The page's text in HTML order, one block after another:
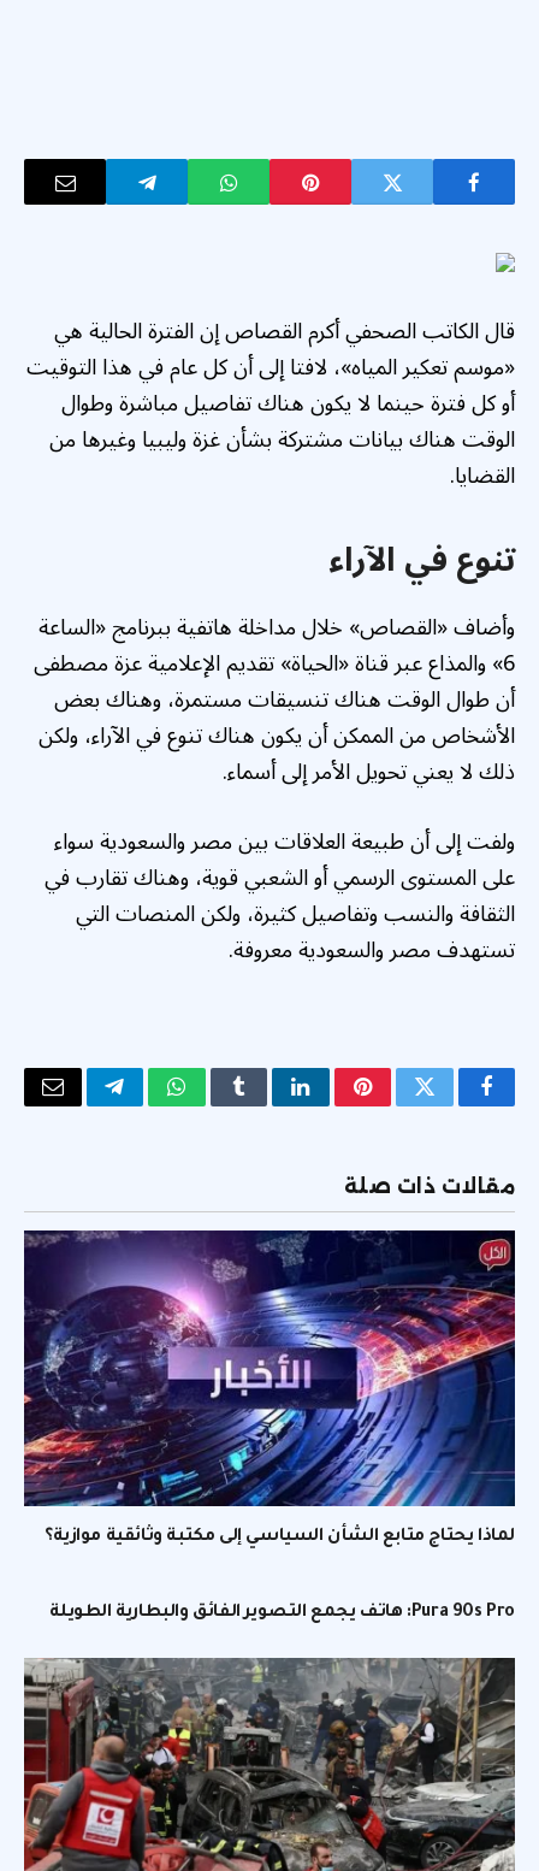
قال الكاتب الصحفي أكرم القصاص إن الفترة الحالية هي
«موسم تعكير المياه»، لافتا إلى أن كل عام في هذا التوقيت
أو كل فترة حينما لا يكون هناك تفاصيل مباشرة وطوال
الوقت هناك بيانات مشتركة بشأن غزة وليبيا وغيرها من
القضايا.
تنوع في الآراء
وأضاف «القصاص» خلال مداخلة هاتفية ببرنامج «الساعة
6» والمذاع عبر قناة «الحياة» تقديم الإعلامية عزة مصطفى
أن طوال الوقت هناك تنسيقات مستمرة، وهناك بعض
الأشخاص من الممكن أن يكون هناك تنوع في الآراء، ولكن
ذلك لا يعني تحويل الأمر إلى أسماء.
ولفت إلى أن طبيعة العلاقات بين مصر والسعودية سواء
على المستوى الرسمي أو الشعبي قوية، وهناك تقارب في
الثقافة والنسب وتفاصيل كثيرة، ولكن المنصات التي
تستهدف مصر والسعودية معروفة.
فيسبوكتويتر بينتيريستلينكدإنTumblrواتسابتيلقرامالبريد
مقالات ذات صلة
لماذا يحتاج متابع الشأن السياسي إلى مكتبة وثائقية موازية؟
Pura 90s Pro: هاتف يجمع التصوير الفائق والبطارية الطويلة